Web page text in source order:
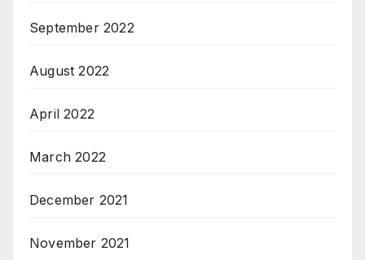
September 2022
August 2022
April 2022
March 2022
December 2021
November 2021